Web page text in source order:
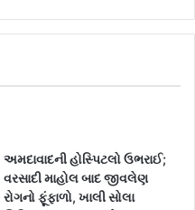
અમદાવાદની હોસ્પિટલો ઉભરાઈ;
વરસાદી માહોલ બાદ જીવલેણ
રોગનો ફૂંફાળો, ખાલી સોલા